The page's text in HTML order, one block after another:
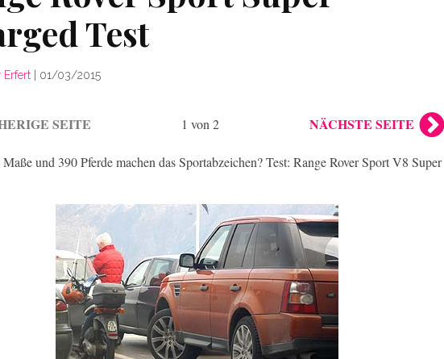
Test
Erfert 01/03/2015
SEITE 1 von 2 NÄCHSTE SEITE
und 390 Pferde machen das Sportabzeichen? Test: Range Rover Sport V8 Super